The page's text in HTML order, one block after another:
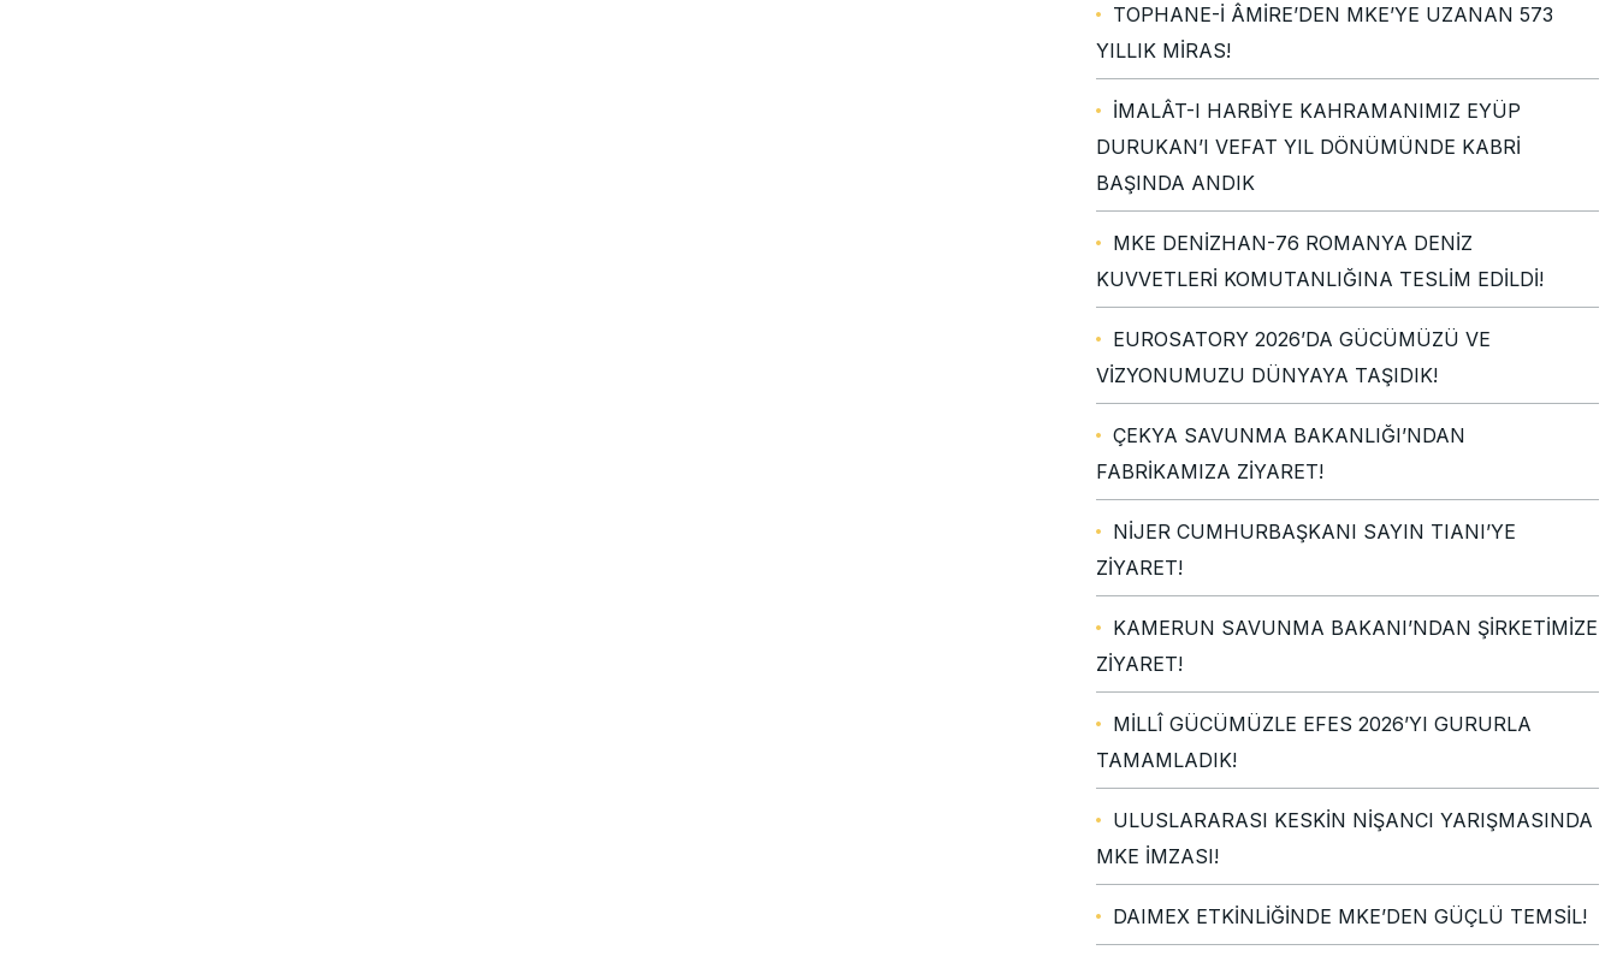
TOPHANE-İ ÂMİRE’DEN MKE’YE UZANAN 573
YILLIK MİRAS!
İMALÂT-I HARBİYE KAHRAMANIMIZ EYÜP
DURUKAN’I VEFAT YIL DÖNÜMÜNDE KABRİ
BAŞINDA ANDIK
MKE DENİZHAN-76 ROMANYA DENİZ
KUVVETLERİ KOMUTANLIĞINA TESLİM EDİLDİ!
EUROSATORY 2026’DA GÜCÜMÜZÜ VE
VİZYONUMUZU DÜNYAYA TAŞIDIK!
ÇEKYA SAVUNMA BAKANLIĞI’NDAN
FABRİKAMIZA ZİYARET!
NİJER CUMHURBAŞKANI SAYIN TIANI’YE
ZİYARET!
KAMERUN SAVUNMA BAKANI’NDAN ŞİRKETİMİZE
ZİYARET!
MİLLÎ GÜCÜMÜZLE EFES 2026’YI GURURLA
TAMAMLADIK!
ULUSLARARASI KESKİN NİŞANCI YARIŞMASINDA
MKE İMZASI!
DAIMEX ETKİNLİĞİNDE MKE’DEN GÜÇLÜ TEMSİL!